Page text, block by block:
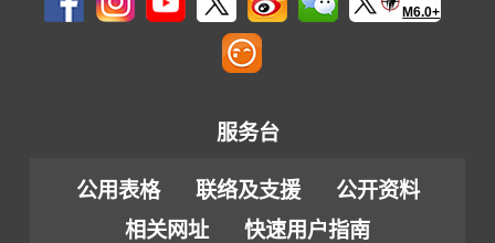
M6.0+
服务台
公用表格 联络及支援
公开资料
相关网址
快速用户指南